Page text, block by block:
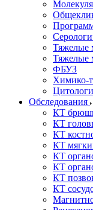
Тяжелые
Тяжелые
ФБУЗ
Химико-
Обследования
КТ
КТ
КТ
КТ
КТ
КТ
КТ
КТ